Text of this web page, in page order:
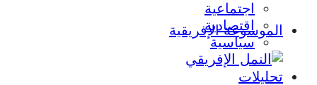
الموسوعة الإفريقية
تحليلات
اجتماعية
اقتصادية
سياسية